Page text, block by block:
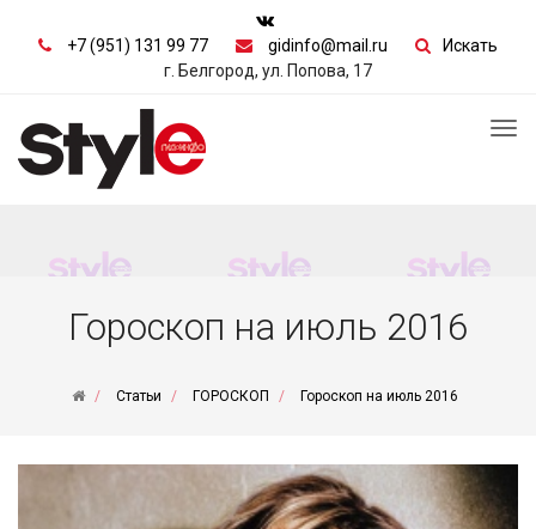
+7 (951) 131 99 77 gidinfo@mail.ru
Искать
г. Белгород, ул. Попова, 17
Гороскоп на июль 2016
Статьи ГОРОСКОП Гороскоп на июль 2016